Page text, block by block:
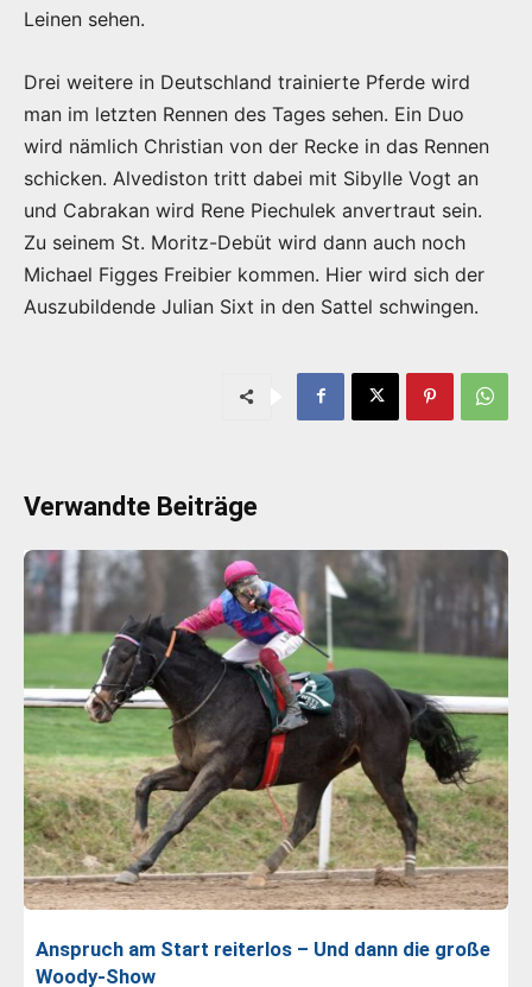
Leinen sehen.
Drei weitere in Deutschland trainierte Pferde wird
man im letzten Rennen des Tages sehen. Ein Duo
wird nämlich Christian von der Recke in das Rennen
schicken. Alvediston tritt dabei mit Sibylle Vogt an
und Cabrakan wird Rene Piechulek anvertraut sein.
Zu seinem St. Moritz-Debüt wird dann auch noch
Michael Figges Freibier kommen. Hier wird sich der
Auszubildende Julian Sixt in den Sattel schwingen.
Verwandte Beiträge
Anspruch am Start reiterlos – Und dann die große
Woody-Show